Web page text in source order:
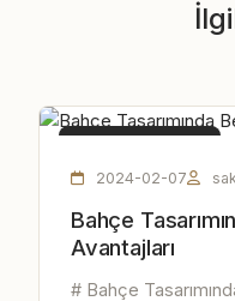
2024-02-07
Bahçe
Avantajları
# Bahçe